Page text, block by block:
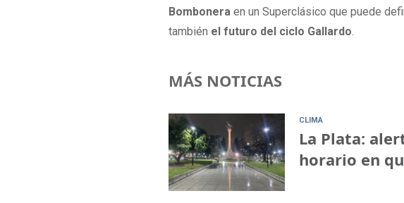
Bombonera en un Superclásico que puede
también el futuro del ciclo Gallardo.
MÁS NOTICIAS
CLIMA
La Plata:
horario en